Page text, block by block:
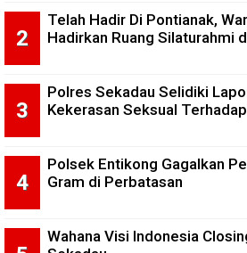
Telah Hadir Di Pontianak,
Hadirkan Ruang Silaturahmi
Polres Sekadau Selidiki
Kekerasan Seksual
Polsek Entikong Gagalkan
Gram di Perbatasan
Wahana Visi Indonesia